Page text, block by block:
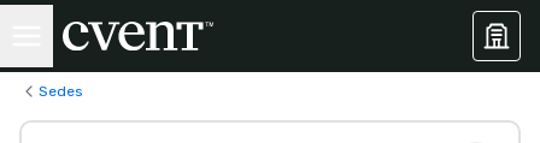
Sedes